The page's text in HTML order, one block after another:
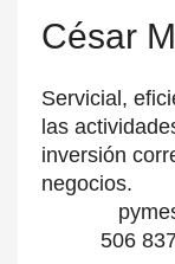
César
Servicial,
las
inversión
506